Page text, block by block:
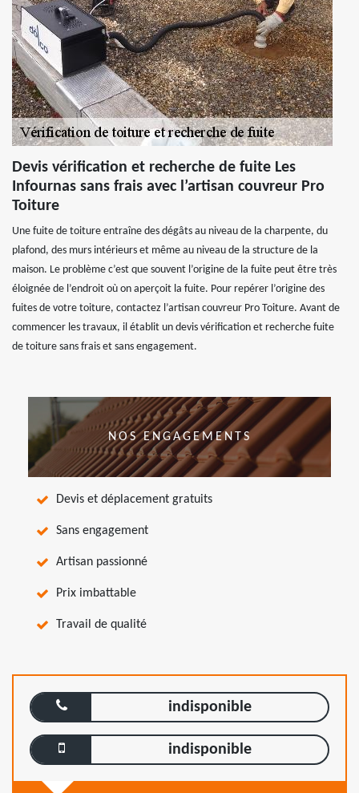
Devis vérification et recherche de fuite Les
Infournas sans frais avec l’artisan couvreur Pro
Toiture
Une fuite de toiture entraîne des dégâts au niveau de la charpente, du
plafond, des murs intérieurs et même au niveau de la structure de la
maison. Le problème c’est que souvent l’origine de la fuite peut être très
éloignée de l’endroit où on aperçoit la fuite. Pour repérer l’origine des
fuites de votre toiture, contactez l’artisan couvreur Pro Toiture. Avant de
commencer les travaux, il établit un devis vérification et recherche fuite
de toiture sans frais et sans engagement.
NOS ENGAGEMENTS
Devis et déplacement gratuits
Sans engagement
Artisan passionné
Prix imbattable
Travail de qualité
indisponible
indisponible